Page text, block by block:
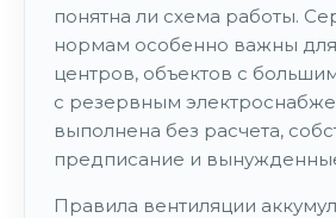
понятна ли схема работы.
нормам особенно важны
центров, объектов с
с резервным
выполнена без расчета,
предписание и
Правила вентиляции